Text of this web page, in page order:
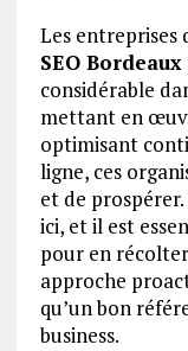
Les entreprises
SEO Bordeaux
considérable
mettant en
optimisant
ligne, ces
et de
ici, et il est
pour en
approche
qu’un bon
business.